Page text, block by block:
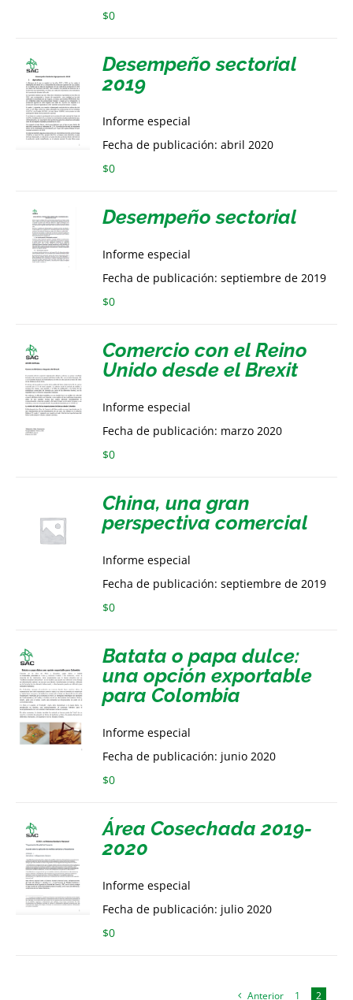
$0
Desempeño sectorial
2019
Informe especial
Fecha de publicación: abril 2020
$0
Desempeño sectorial
Informe especial
Fecha de publicación: septiembre de 2019
$0
Comercio con el Reino
Unido desde el Brexit
Informe especial
Fecha de publicación: marzo 2020
$0
China, una gran
perspectiva comercial
Informe especial
Fecha de publicación: septiembre de 2019
$0
Batata o papa dulce:
una opción exportable
para Colombia
Informe especial
Fecha de publicación: junio 2020
$0
Área Cosechada 2019-
2020
Informe especial
Fecha de publicación: julio 2020
$0
Anterior 1 2